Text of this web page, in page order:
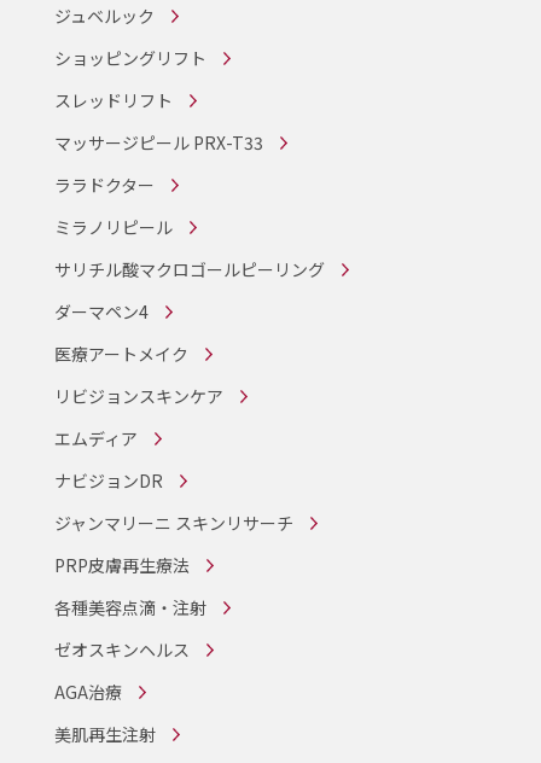
ジュベルック
ショッピングリフト
スレッドリフト
マッサージピール PRX-T33
ララドクター
ミラノリピール
サリチル酸マクロゴールピーリング
ダーマペン4
医療アートメイク
リビジョンスキンケア
エムディア
ナビジョンDR
ジャンマリーニ スキンリサーチ
PRP皮膚再生療法
各種美容点滴・注射
ゼオスキンヘルス
AGA治療
美肌再生注射